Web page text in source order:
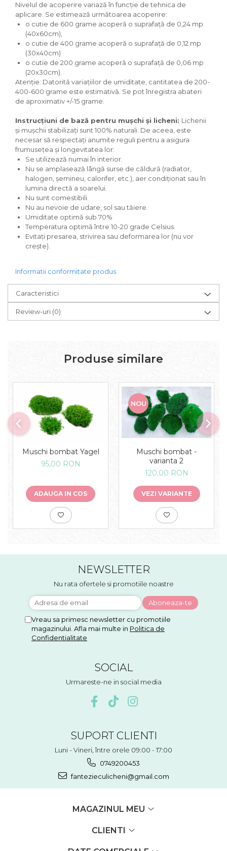
Nivelul de acoperire variază în funcție de tehnica de
aplicare. Se estimează următoarea acoperire:
o cutie de 600 grame acoperă o suprafață de 0,24 mp
(40x60cm),
o cutie de 400 grame acoperă o suprafață de 0,12 mp
(30x40cm)
o cutie de 200 grame acoperă o suprafață de 0,06 mp
(20x30cm).
Atenție: Datorită variațiilor de umiditate, cantitatea de 200-
400-600 grame este estimativă. Se pot înregistra abateri
de aproximativ +/-15 grame.
Instrucțiuni de bază pentru mușchi și licheni: Lichenii
și mușchii stabilizați sunt 100% naturali. De aceea, este
necesar să respectați anumite reguli pentru a asigura
frumusețea și longevitatea lor:
Se utilizează numai în interior.
Nu se amplasează lângă surse de căldură (radiator,
halogen, șemineu, calorifer, etc.), aer condiționat sau în
lumina directă a soarelui.
Nu sunt comestibili.
Nu au nevoie de udare, sol sau tăiere.
Umiditate optimă sub 70%
Temperatura optimă între 10-20 grade Celsius.
Evitați presarea, strivirea sau deformarea lor (nu vor
crește).
Informatii conformitate produs
Caracteristici
Review-uri (0)
Produse similare
Muschi bombat Yagel
95,00 RON
ADAUGA IN COS
NOU
Muschi bombat -
varianta 2
120,00 RON
VEZI VARIANTE
NEWSLETTER
Nu rata ofertele si promotiile noastre
Vreau sa primesc newsletter cu promotiile
magazinului. Afla mai multe in Politica de
Confidentialitate
SOCIAL
Urmareste-ne in social media
SUPORT CLIENTI
Luni - Vineri, între orele 09:00 - 17:00
0749200453
fantezieculicheni@gmail.com
MAGAZINUL MEU
CLIENTI